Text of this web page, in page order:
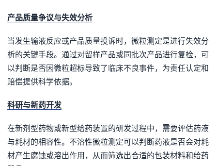
产品质量争议与失效分析
当发生输液反应或产品质量投诉时，微粒测定是进行失效分
析的关键手段。通过对留样产品或同批次产品进行复检，可
以判断是否因微粒超标导致了临床不良事件，为责任认定和
赔偿提供科学依据。
科研与新药开发
在新剂型药物或新型给药装置的研发过程中，需要评估药液
与耗材的相容性。不溶性微粒测定可以判断药液是否会对耗
材产生腐蚀或溶出作用，从而筛选出合适的包装材料和给药